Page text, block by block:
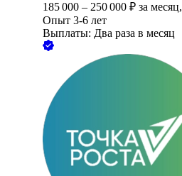
185 000 – 250 000 ₽ за месяц,
Опыт 3-6 лет
Выплаты: Два раза в месяц